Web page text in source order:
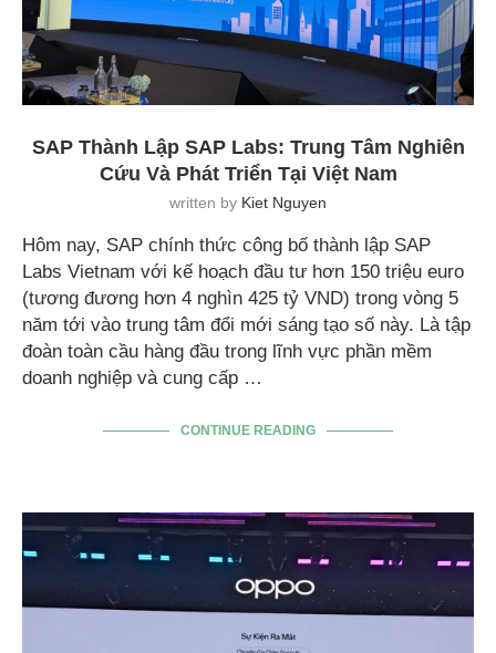
SAP Thành Lập SAP Labs: Trung Tâm Nghiên
Cứu Và Phát Triển Tại Việt Nam
written by Kiet Nguyen
Hôm nay, SAP chính thức công bố thành lập SAP
Labs Vietnam với kế hoạch đầu tư hơn 150 triệu euro
(tương đương hơn 4 nghìn 425 tỷ VND) trong vòng 5
năm tới vào trung tâm đổi mới sáng tạo số này. Là tập
đoàn toàn cầu hàng đầu trong lĩnh vực phần mềm
doanh nghiệp và cung cấp …
CONTINUE READING